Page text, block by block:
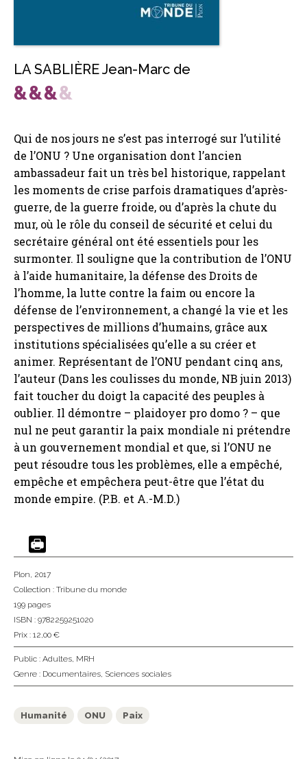
LA SABLIÈRE Jean-Marc de
Qui de nos jours ne s’est pas interrogé sur l’utilité
de l’ONU ? Une organisation dont l’ancien
ambassadeur fait un très bel historique, rappelant
les moments de crise parfois dramatiques d’après-
guerre, de la guerre froide, ou d’après la chute du
mur, où le rôle du conseil de sécurité et celui du
secrétaire général ont été essentiels pour les
surmonter. Il souligne que la contribution de l’ONU
à l’aide humanitaire, la défense des Droits de
l’homme, la lutte contre la faim ou encore la
défense de l’environnement, a changé la vie et les
perspectives de millions d’humains, grâce aux
institutions spécialisées qu’elle a su créer et
animer. Représentant de l’ONU pendant cinq ans,
l’auteur (Dans les coulisses du monde, NB juin 2013)
fait toucher du doigt la capacité des peuples à
oublier. Il démontre – plaidoyer pro domo ? – que
nul ne peut garantir la paix mondiale ni prétendre
à un gouvernement mondial et que, si l’ONU ne
peut résoudre tous les problèmes, elle a empêché,
empêche et empêchera peut-être que l’état du
monde empire. (P.B. et A.-M.D.)
Plon, 2017
Collection : Tribune du monde
199 pages
ISBN : 9782259251020
Prix : 12,00 €
Public : Adultes, MRH
Genre : Documentaires, Sciences sociales
Humanité ONU Paix